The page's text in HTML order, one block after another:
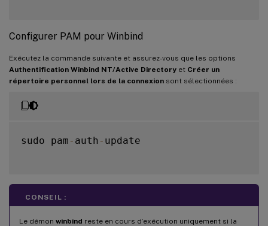
Configurer PAM pour Winbind
Exécutez la commande suivante et assurez-vous que les options
Authentification Winbind NT/Active Directory et Créer un
répertoire personnel lors de la connexion sont sélectionnées :
sudo pam - auth - update
CONSEIL :
Le démon winbind reste en cours d’exécution uniquement si la